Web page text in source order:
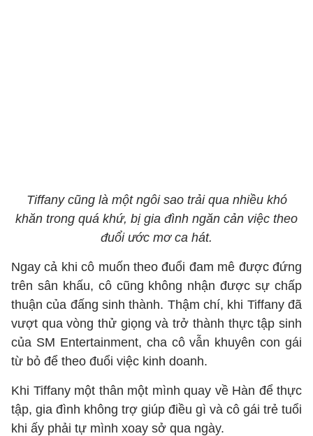
Tiffany cũng là một ngôi sao trải qua nhiều khó
khăn trong quá khứ, bị gia đình ngăn cản việc theo
đuổi ước mơ ca hát.
Ngay cả khi cô muốn theo đuổi đam mê được đứng
trên sân khấu, cô cũng không nhận được sự chấp
thuận của đấng sinh thành. Thậm chí, khi Tiffany đã
vượt qua vòng thử giọng và trở thành thực tập sinh
của SM Entertainment, cha cô vẫn khuyên con gái
từ bỏ để theo đuổi việc kinh doanh.
Khi Tiffany một thân một mình quay về Hàn để thực
tập, gia đình không trợ giúp điều gì và cô gái trẻ tuổi
khi ấy phải tự mình xoay sở qua ngày.